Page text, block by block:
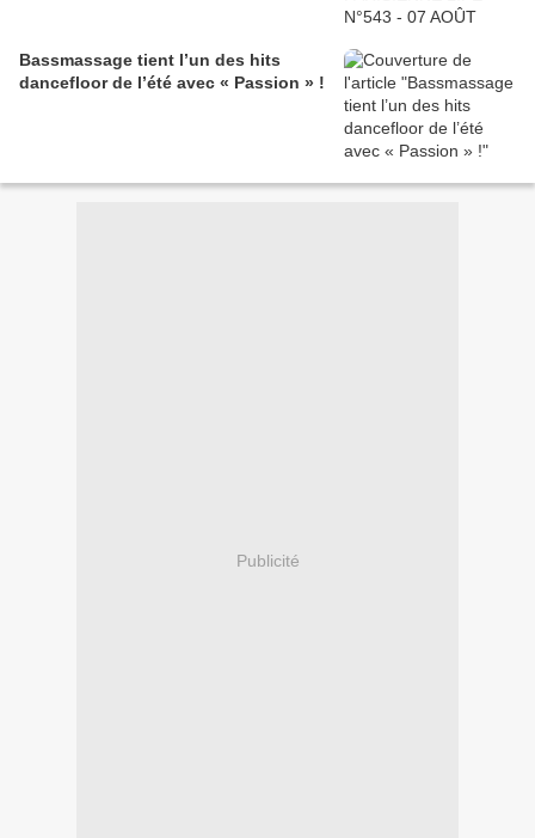
Bassmassage tient l’un des hits
dancefloor de l’été avec « Passion » !
Publicité